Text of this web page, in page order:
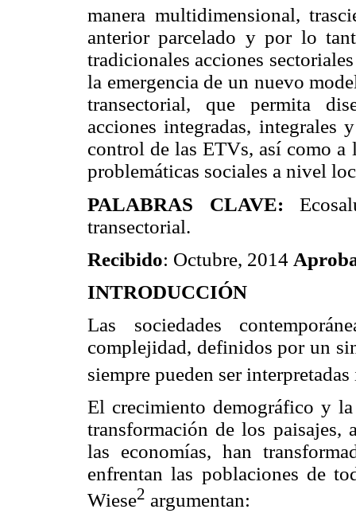
manera multidimensional,
anterior parcelado y por lo
tradicionales acciones
la emergencia de un nuevo
transectorial, que permita
acciones integradas,
control de las ETVs, así como
problemáticas sociales a nivel
PALABRAS CLAVE:
transectorial.
Recibido: Octubre, 2014
INTRODUCCIÓN
Las sociedades
complejidad, definidos por un
siempre pueden ser
El crecimiento demográfico y
transformación de los
las economías, han
enfrentan las poblaciones de
Wiese2 argumentan: